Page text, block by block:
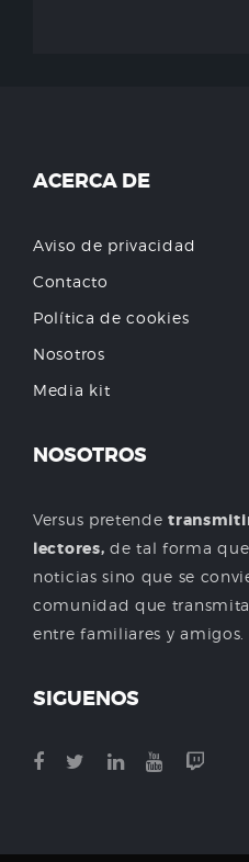
ACERCA DE
Aviso de privacidad
Contacto
Política de cookies
Nosotros
Media kit
NOSOTROS
Versus pretende
lectores, de tal forma
noticias sino que se
comunidad que
entre familiares y amigos.
SIGUENOS